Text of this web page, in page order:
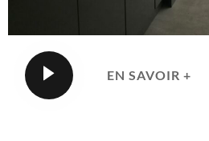
EN SAVOIR +